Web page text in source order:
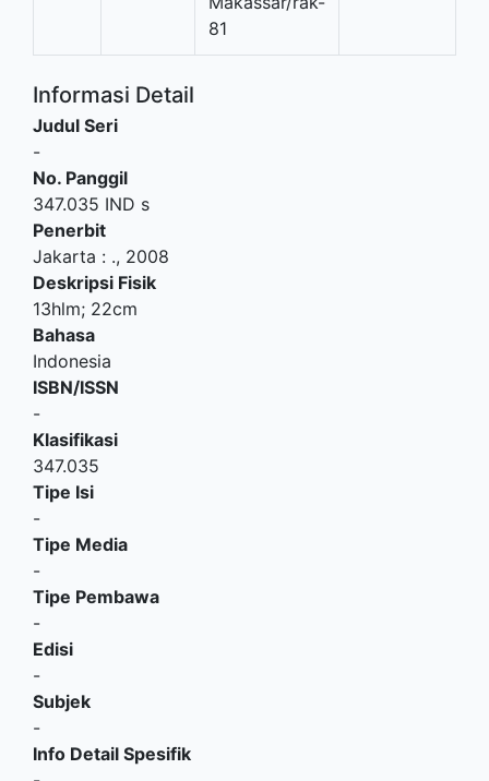
81
Informasi Detail
Judul Seri
-
No. Panggil
347.035 IND s
Penerbit
Jakarta : ., 2008
Deskripsi Fisik
13hlm; 22cm
Bahasa
Indonesia
ISBN/ISSN
-
Klasifikasi
347.035
Tipe Isi
-
Tipe Media
-
Tipe Pembawa
-
Edisi
-
Subjek
-
Info Detail Spesifik